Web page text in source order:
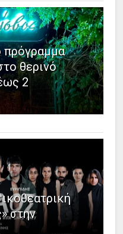
πρόγραμμα
θερινό
2
στην